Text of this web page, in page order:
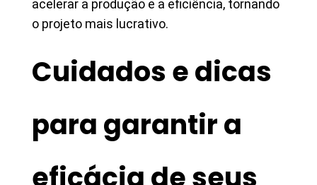
acelerar a produção e a eficiência, tornando
o projeto mais lucrativo.
Cuidados e dicas
para garantir a
eficácia de seus